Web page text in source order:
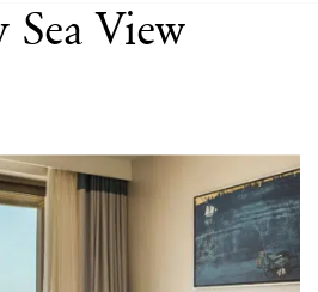
Sea View